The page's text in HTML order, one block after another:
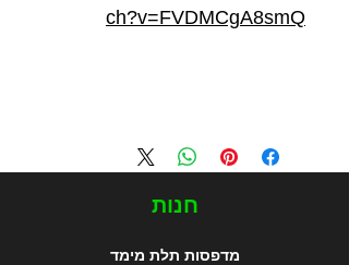
ch?v=FVDMCgA8smQ
חנות
מדפסות תלת מימד